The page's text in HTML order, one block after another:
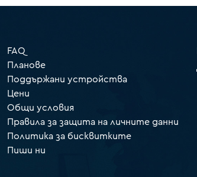
FAQ
Планове
Поддържани устройства
Цени
Общи условия
Правила за защита на личните данни
Политика за бисквитките
Пиши ни